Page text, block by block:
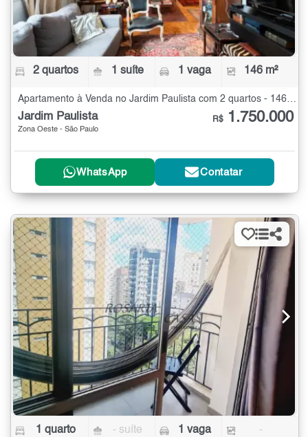
2 quartos 1 suíte 1 vaga 146 m²
Apartamento à Venda no Jardim Paulista com 2 quartos - 146 m²
Jardim Paulista
Zona Oeste - São Paulo
R$ 1.750.000
WhatsApp Contatar
1 quarto - suíte 1 vaga -